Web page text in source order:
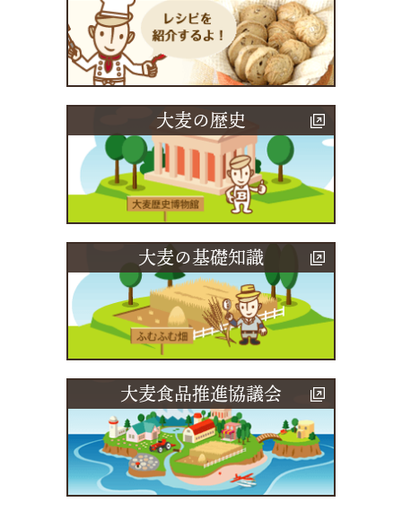
大麦の歴史
大麦の基礎知識
大麦食品推進協議会